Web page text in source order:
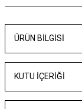
ÜRÜN BILGISI
KUTU İÇERİĞİ